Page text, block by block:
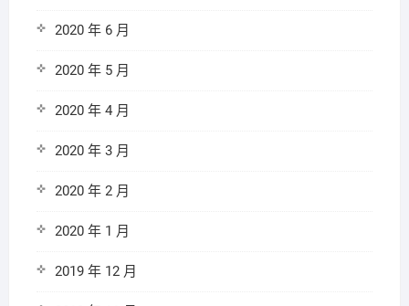
2020 年 6 月
2020 年 5 月
2020 年 4 月
2020 年 3 月
2020 年 2 月
2020 年 1 月
2019 年 12 月